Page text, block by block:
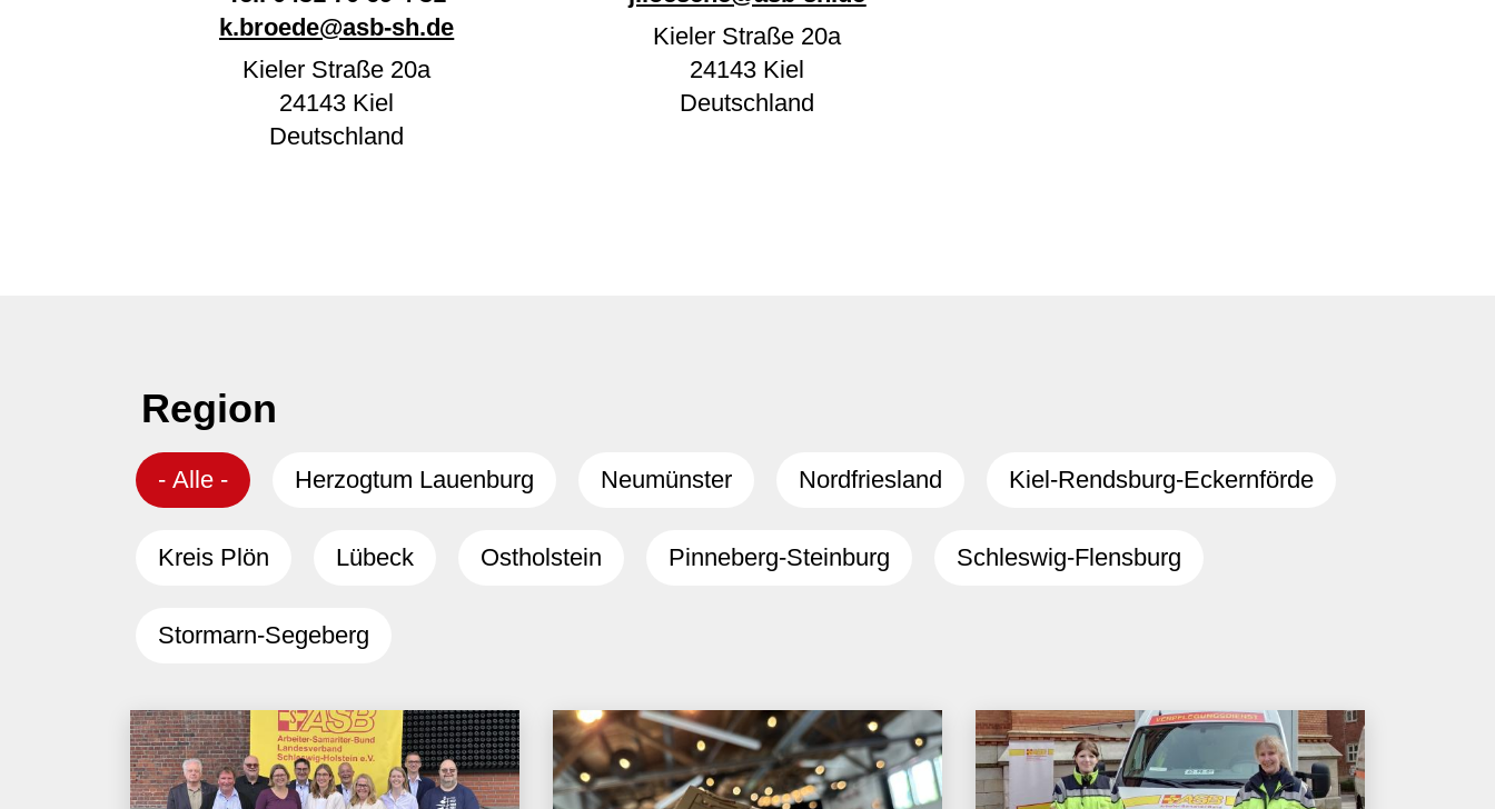
k.broede@asb-sh.de
Kieler Straße 20a
24143 Kiel
Deutschland
Kieler Straße 20a
24143 Kiel
Deutschland
Region
- Alle - Herzogtum Lauenburg Neumünster Nordfriesland Kiel-Rendsburg-Eckernförde
Kreis Plön Lübeck Ostholstein Pinneberg-Steinburg Schleswig-Flensburg
Stormarn-Segeberg